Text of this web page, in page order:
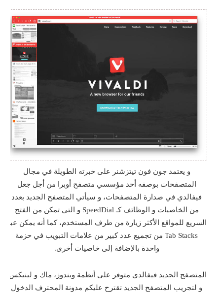
و يعتمد جون فون تيتزشنر على خبرته الطويلة في مجال
المتصفحات بوصفه أحد مؤسسي متصفح أوبرا من أجل جعل
فيفالدي في صدارة المتصفحات، و سيأتي المتصفح الجديد بعدد
من الخاصيات و الوظائف كـ SpeedDial و التي تمكن من الفتح
السريع للمواقع الأكثر زيارة من طرف المستخدم، كما أنه يمكن عبر
Tab Stacks من تجميع عدد كبير من علامات التبويب في حزمة
واحدة بالإضافة إلى خاصيات أخرى.
المتصفح الجديد فيفالدي متوفر على أنظمة ويندوز، ماك و لينيكس،
و لتجريب المتصفح الجديد تقترح عليكم مدونة المحترف الدخول